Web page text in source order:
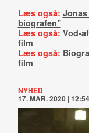
Læs også:
biografen”
Læs også: Vod-
film
Læs også:
film
NYHED
17. MAR. 2020 | 12:54